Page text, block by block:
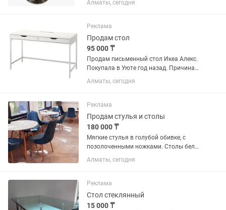
Алматы, сегодня
Реклама
Продам стол
95 000 ₸
Продам письменный стол Икеа Алекс.
Покупала в Уюте год назад. Причина
продажи: Переезд. Стол почти новый.
Практически не использовался. Сейчас
Алматы, сегодня
Реклама
Продам стулья и столы
180 000 ₸
Мягкие стулья в голубой обивке, с
позолоченными ножками. Столы белая
столешница, светлые ножки.
Алматы, сегодня
Реклама
Стол стеклянный
15 000 ₸